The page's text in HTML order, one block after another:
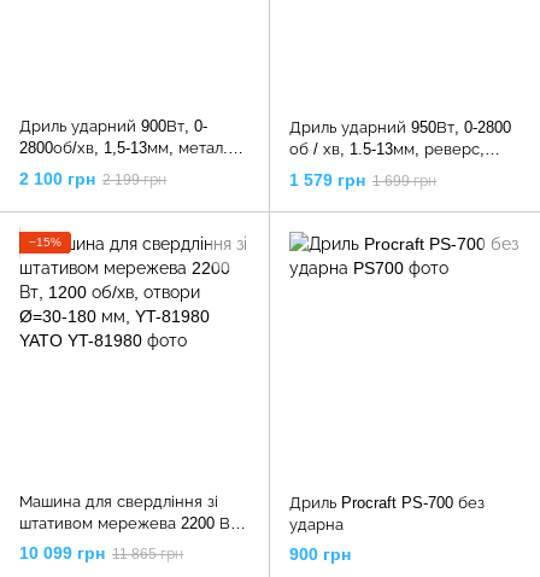
Дриль ударний 900Вт, 0-
2800об/хв, 1,5-13мм, метал.
корпус редуктора,
швидкозатискний патрон,
WT-0119 INTERTOOL
2 100 грн 2 199 грн
Дриль ударний 950Вт, 0-2800
об / хв, 1.5-13мм, реверс,
металевий корпус редуктора,
DT-0121 INTERTOOL
1 579 грн 1 699 грн
−15%
Машина для свердління зі
штативом мережева 2200 Вт,
1200 об/хв, отвори Ø=30-180
мм, YT-81980 YATO
10 099 грн 11 865 грн
Дриль Procraft PS-700 без
ударна
900 грн